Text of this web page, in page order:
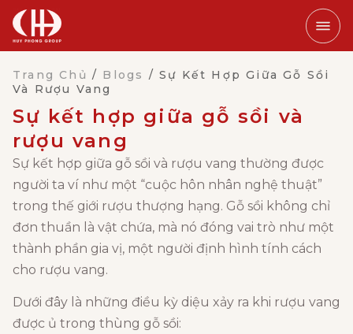
Trang Chủ / Blogs /Sự Kết Hợp Giữa Gỗ Sồi
Và Rượu Vang
Sự kết hợp giữa gỗ sồi và
rượu vang
Sự kết hợp giữa gỗ sồi và rượu vang thường được
người ta ví như một “cuộc hôn nhân nghệ thuật”
trong thế giới rượu thượng hạng. Gỗ sồi không chỉ
đơn thuần là vật chứa, mà nó đóng vai trò như một
thành phần gia vị, một người định hình tính cách
cho rượu vang.
Dưới đây là những điều kỳ diệu xảy ra khi rượu vang
được ủ trong thùng gỗ sồi: